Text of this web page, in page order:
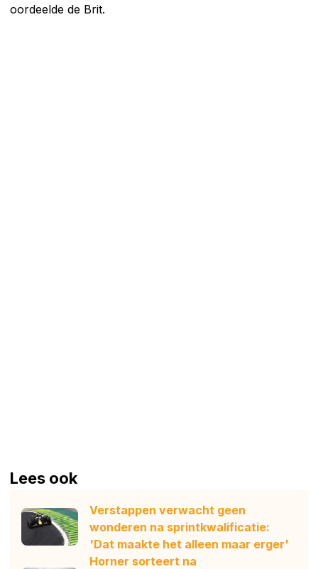
oordeelde de Brit.
Lees ook
Verstappen verwacht geen
wonderen na sprintkwalificatie:
'Dat maakte het alleen maar erger'
Horner sorteert na